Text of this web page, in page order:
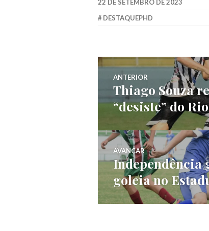
22 DE SETEMBRO DE 2023
DESTAQUEPHD
ANTERIOR
Thiago Souza
“desiste” do
AVANÇAR
Independência
goleia no